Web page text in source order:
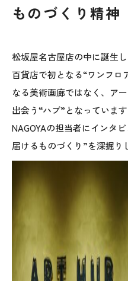
ものづくり精神
松坂屋名古屋店の中に誕生
百貨店で初となる“ワンフロ
なる美術画廊ではなく、ア
出会う“ハブ”となっていま
NAGOYAの担当者にインタ
届けるものづくり”を深掘り